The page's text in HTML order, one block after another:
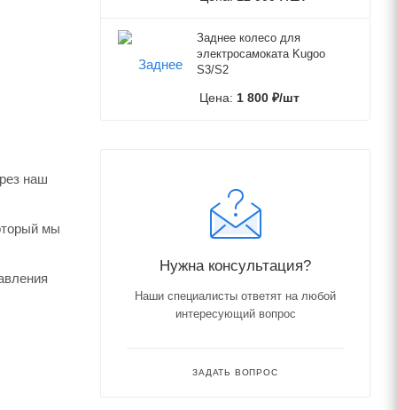
наш
мы
Заднее колесо для
электросамоката Kugoo
S3/S2
Цена: 1 800 ₽/шт
Нужна консультация?
Наши специалисты ответят на любой
интересующий вопрос
ЗАДАТЬ ВОПРОС